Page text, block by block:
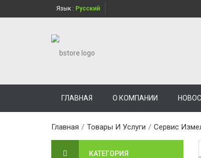
Язык : Русский
ГЛАВНАЯ О КОМПАНИИ
Главная / Товары И Услуги / Сервис
КАТЕГОРИЯ